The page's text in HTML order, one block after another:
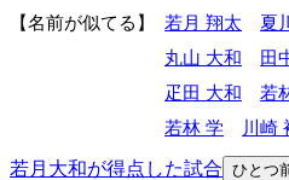
名前が似てる 若月 翔太 夏
丸山 大和
田
疋田 大和
若
若林 学
川崎
若月大和が得点した試合 ひとつ